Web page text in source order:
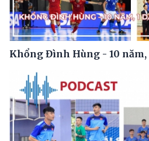
Khổng Đình Hùng - 10 năm,